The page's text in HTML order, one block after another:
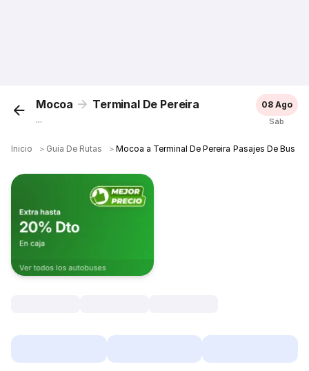
Mocoa Terminal De Pereira
...
08 Ago
Sáb
Inicio ＞ Guía De Rutas ＞Mocoa a Terminal De Pereira Pasajes De Bus